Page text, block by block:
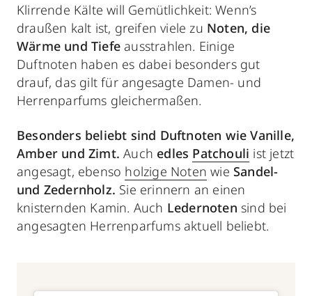
Klirrende Kälte will Gemütlichkeit: Wenn’s
draußen kalt ist, greifen viele zu Noten, die
Wärme und Tiefe ausstrahlen. Einige
Duftnoten haben es dabei besonders gut
drauf, das gilt für angesagte Damen- und
Herrenparfums gleichermaßen.
Besonders beliebt sind Duftnoten wie Vanille,
Amber und Zimt. Auch edles Patchouli ist jetzt
angesagt, ebenso holzige Noten wie Sandel-
und Zedernholz. Sie erinnern an einen
knisternden Kamin. Auch Ledernoten sind bei
angesagten Herrenparfums aktuell beliebt.